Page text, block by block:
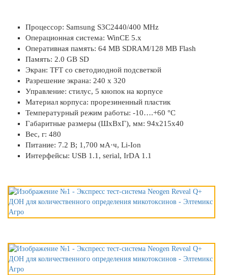
Процессор: Samsung S3C2440/400 MHz
Операционная система: WinCE 5.x
Оперативная память: 64 MB SDRAM/128 MB Flash
Память: 2.0 GB SD
Экран: TFT со светодиодной подсветкой
Разрешение экрана: 240 x 320
Управление: стилус, 5 кнопок на корпусе
Материал корпуса: прорезиненный пластик
Температурный режим работы: -10….+60 °С
Габаритные размеры (ШхВхГ), мм: 94х215х40
Вес, г: 480
Питание: 7.2 В; 1,700 мА·ч, Li-Ion
Интерфейсы: USB 1.1, serial, IrDA 1.1